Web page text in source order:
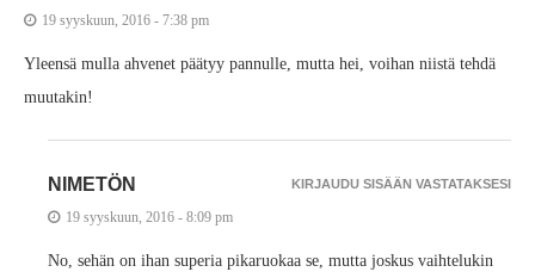
19 syyskuun, 2016 - 7:38 pm
Yleensä mulla ahvenet päätyy pannulle, mutta hei, voihan niistä tehdä
muutakin!
NIMETÖN
19 syyskuun, 2016 - 8:09 pm
No, sehän on ihan superia pikaruokaa se, mutta joskus vaihtelukin
KIRJAUDU SISÄÄN VASTATAKSESI